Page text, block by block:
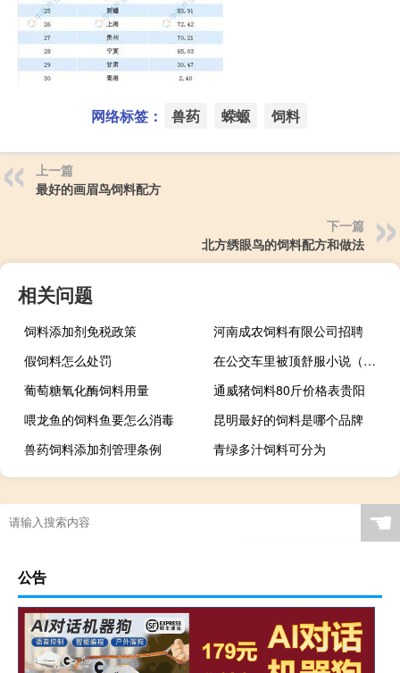
网络标签： 兽药 蝾螈 饲料
上一篇
最好的画眉鸟饲料配方
下一篇
北方绣眼鸟的饲料配方和做法
相关问题
饲料添加剂免税政策
河南成农饲料有限公司招聘
假饲料怎么处罚
在公交车里被顶舒服小说（在公交车里被顶舒服）
葡萄糖氧化酶饲料用量
通威猪饲料80斤价格表贵阳
喂龙鱼的饲料鱼要怎么消毒
昆明最好的饲料是哪个品牌
兽药饲料添加剂管理条例
青绿多汁饲料可分为
☚
公告